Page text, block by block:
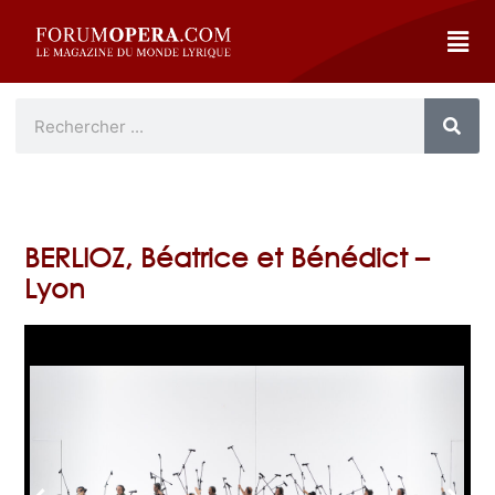
BERLIOZ, Béatrice et Bénédict –
Lyon